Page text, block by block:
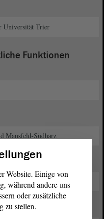
Universität Trier
Funktionen
Mansfeld-Südharz
Anhalt
Website. Einige von
während andere uns
oder zusätzliche
zu stellen.